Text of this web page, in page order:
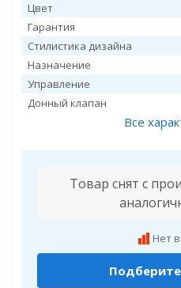
Цвет
Гарантия
Стилистика дизайна
Назначение
Управление
Донный клапан
Все
Товар снят с
Нет